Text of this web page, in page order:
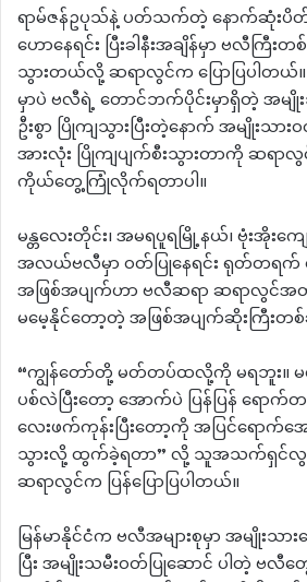
ရာမ်ဇန်ဥပုသ်နဲ့ ပတ်သက်တဲ့ နောက်ဆုံးပိ
ဟောနေရင်း ပြီးခါနီးအချိန်မှာ ဗလီကြီး
သွားတယ်လို့ ဆရာလွင်က ပြောပြပါတယ်
မှာပဲ ဗလီရဲ့ တောင်ဘက်ပိုင်းမှာရှိတဲ့ အမ
ဦးစွာ ပြိုကျသွားပြီးတဲ့နောက် အမျိုးသာ
အားလုံး ပြိုကျပျက်စီးသွားတာကို ဆရာ
ကိုယ်တွေ့ကြုံလိုက်ရတာပါ။
မန္တလေးတိုင်း၊ အမရပူရမြို့နယ်၊ ဗုံးအိုးကျ
အလယ်ဗလီမှာ ဝတ်ပြုနေရင်း ရုတ်တရက်
အဖြစ်အပျက်ဟာ ဗလီဆရာ ဆရာလွ
မမေ့နိုင်တော့တဲ့ အဖြစ်အပျက်ဆိုးကြီးတစ်
“ကျွန်တော်တို့ မတ်တပ်ထလို့ကို မရဘူး
ပစ်လဲပြီးတော့ အောက်ပဲ ပြန်‌ပြန် ရော
လေးဖက်ကုန်းပြီးတော့ကို အပြင်ရောက်
သွားလို့ ထွက်ခဲ့ရတာ” လို့ သူအသက်ရှင်လွ
ဆရာလွင်က ပြန်ပြောပြပါတယ်။
မြန်မာနိုင်ငံက ဗလီအများစုမှာ အမျိုးသ
ပြီး အမျိုးသမီးဝတ်ပြုဆောင် ပါတဲ့ ဗ